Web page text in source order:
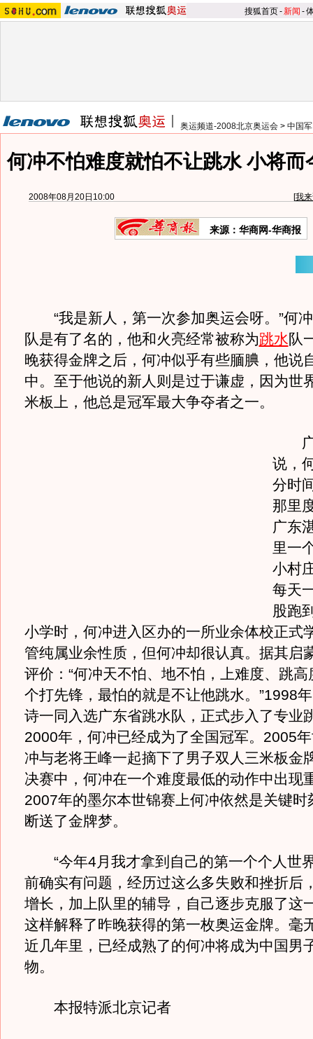
搜狐首页-新闻 -
奥运频道-2008北京奥运会 > 中国
何冲不怕难度就怕不让跳水 小将而
2008年08月20日10:00 [我
来源：华商网-华商报
“我是新人，第一次参加奥运会呀。”何
队是有了名的，他和火亮经常被称为跳水队
晚获得金牌之后，何冲似乎有些腼腆，他说
中。至于他说的新人则是过于谦虚，因为世
米板上，他总是冠军最大争夺者之一。
广
说，
分时
那里
广东
里一
小村
每天
股跑
小学时，何冲进入区办的一所业余体校正式
管纯属业余性质，但何冲却很认真。据其启
评价：“何冲天不怕、地不怕，上难度、跳
个打先锋，最怕的就是不让他跳水。”1998
诗一同入选广东省跳水队，正式步入了专业
2000年，何冲已经成为了全国冠军。2005
冲与老将王峰一起摘下了男子双人三米板金
决赛中，何冲在一个难度最低的动作中出现
2007年的墨尔本世锦赛上何冲依然是关键时
断送了金牌梦。
“今年4月我才拿到自己的第一个个人世
前确实有问题，经历过这么多失败和挫折后
增长，加上队里的辅导，自己逐步克服了这
这样解释了昨晚获得的第一枚奥运金牌。毫
近几年里，已经成熟了的何冲将成为中国男
物。
本报特派北京记者